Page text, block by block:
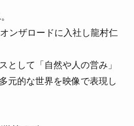
ンザロードに入社し龍村仁
として「自然や人の営み」
元的な世界を映像で表現し